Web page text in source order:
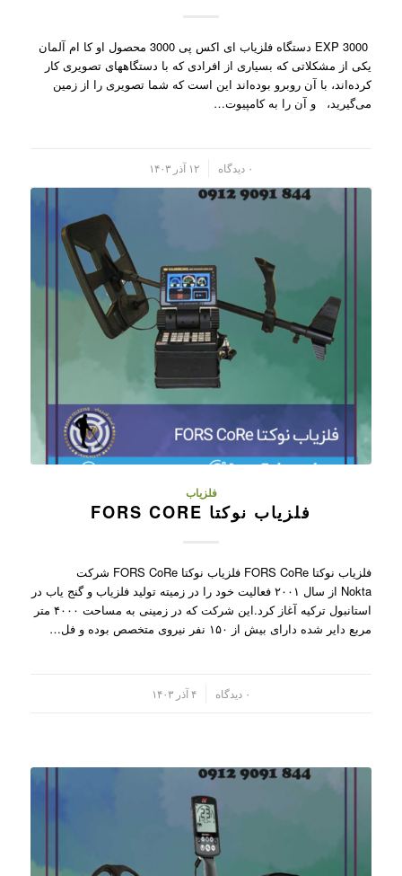
EXP 3000 دستگاه فلزیاب ای اکس پی 3000 محصول او کا ام آلمان
یکی از مشکلاتی که بسیاری از افرادی که با دستگاههای تصویری کار
کرده‌اند، با آن روبرو بوده‌اند این است که شما تصویری را از زمین
می‌گیرید، و آن را به کامپیو‌ت…
۰ دیدگاه ۱۲ آذر ۱۴۰۳
فلزیاب
فلزیاب نوکتا FORS CORE
فلزیاب نوکتا FORS CoRe فلزیاب نوکتا FORS CoRe شرکت
Nokta از سال ۲۰۰۱ فعالیت خود را در زمیته تولید فلزیاب و گنج یاب در
استانبول ترکیه آغاز کرد.این شرکت که در زمینی به مساحت ۴۰۰۰ متر
مربع دایر شده دارای بیش از ۱۵۰ نفر نیروی متخصص بوده و فل…
۰ دیدگاه ۴ آذر ۱۴۰۳